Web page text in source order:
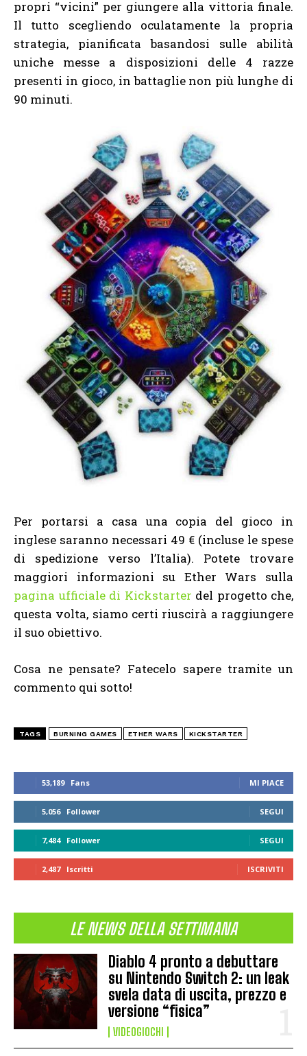
53,189 Fans MI PIACE
5,056 Follower SEGUI
7,484 Follower SEGUI
2,487 Iscritti ISCRIVITI
LE NEWS DELLA SETTIMANA
Diablo 4 pronto a debuttare
su Nintendo Switch 2: un leak
svela data di uscita, prezzo e
versione “fisica”
VIDEOGIOCHI
propri “vicini” per giungere alla vittoria finale.
Il tutto scegliendo oculatamente la propria
strategia, pianificata basandosi sulle abilità
uniche messe a disposizioni delle 4 razze
presenti in gioco, in battaglie non più lunghe di
90 minuti.
Per portarsi a casa una copia del gioco in
inglese saranno necessari 49 € (incluse le spese
di spedizione verso l’Italia). Potete trovare
maggiori informazioni su Ether Wars sulla
pagina ufficiale di Kickstarter del progetto che,
questa volta, siamo certi riuscirà a raggiungere
il suo obiettivo.
Cosa ne pensate? Fatecelo sapere tramite un
commento qui sotto!
TAGS BURNING GAMES ETHER WARS KICKSTARTER